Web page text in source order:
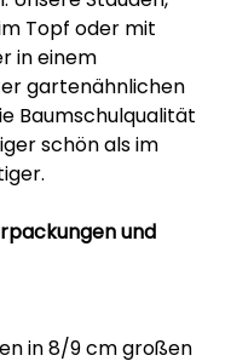
Topf oder mit
in einem
gartenähnlichen
Baumschulqualität
schön als im
und
in 8/9 cm großen